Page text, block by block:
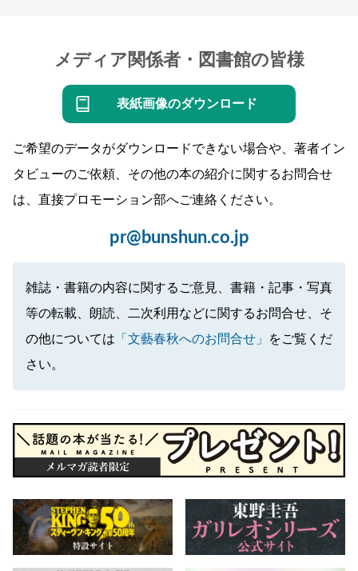
メディア関係者・図書館の皆様
表紙画像のダウンロード
ご希望のデータがダウンロードできない場合や、著者イン
タビューのご依頼、その他の本の紹介に関するお問合せ
は、直接プロモーション部へご連絡ください。
pr@bunshun.co.jp
雑誌・書籍の内容に関するご意見、書籍・記事・写真
等の転載、朗読、二次利用などに関するお問合せ、そ
の他については 「文藝春秋へのお問合せ」
をご覧くだ
さい。